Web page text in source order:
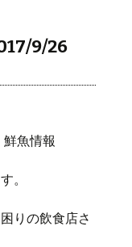
9/26
魚情報
。
りの飲食店さ